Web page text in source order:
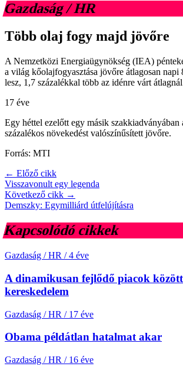
Gazdaság / HR
Több olaj fogy majd jövőre
A Nemzetközi Energiaügynökség (IEA)
a világ kőolajfogyasztása jövőre átlagosan
lesz, 1,7 százalékkal több az idénre várt
17 éve
Egy héttel ezelőtt egy másik
százalékos növekedést valószínűsített jövőre.
Forrás: MTI
← Előző cikk
Visszavonult egy legenda
Következő cikk →
Demszky: Egymilliárd útfelújításra
Kapcsolódó cikkek
Gazdaság / HR / 4 éve
A dinamikusan fejlődő piacok
kereskedelem
Gazdaság / HR / 17 éve
Obama példátlan hatalmat akar
Gazdaság / HR / 16 éve